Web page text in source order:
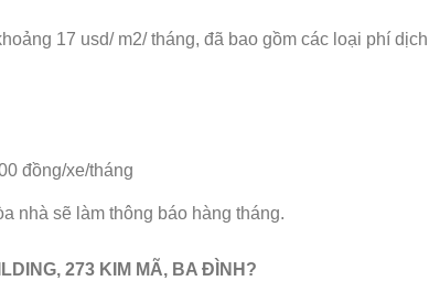
17 usd/ m2/ tháng, đã bao gồm các loại phí
đồng/xe/tháng
nhà sẽ làm thông báo hàng tháng.
273 KIM MÃ, BA ĐÌNH?